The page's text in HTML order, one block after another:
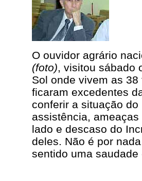
O ouvidor agrário
(foto), visitou sábado
Sol onde vivem as
ficaram excedentes
conferir a situação
assistência,
lado e descaso do
deles. Não é por
sentido uma